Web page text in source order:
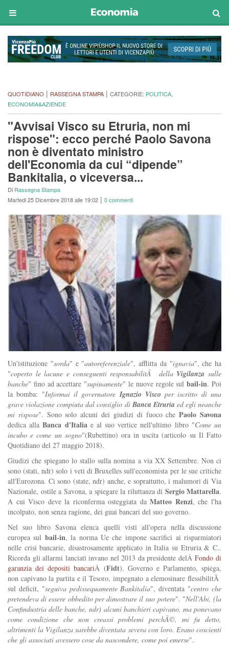
QUOTIDIANO | RASSEGNA STAMPA | CATEGORIE: POLITICA,
ECONOMIA&AZIENDE
"Avvisai Visco su Etruria, non mi
rispose": ecco perché Paolo Savona
non è diventato ministro
dell'Economia da cui “dipende”
Bankitalia, o viceversa...
Di Rassegna Stampa
Martedi 25 Dicembre 2018 alle 19:02 | 0 commenti
Un'istituzione "sorda" e "autoreferenziale", afflitta da "ignavia", che ha
"coperto le lacune e conseguenti responsabilitÃ della Vigilanza sulle
banche" fino ad accettare "supinamente" le nuove regole sulbail-in. Poi
la bomba: "Informai il governatore Ignazio Visco per iscritto di una
grave violazione compiuta dal consiglio di Banca Etruriaed egli neanche
mi rispose". Sono solo alcuni dei giudizi di fuoco che Paolo Savona
dedica allaBanca d'Italiae al suo vertice nell'ultimo libro "Come un
incubo e come un sogno"(Rubettino) ora in uscita (articolo su Il Fatto
Quotidiano del 27 maggio 2018).
Giudizi che spiegano lo stallo sulla nomina a via XX Settembre. Non ci
sono (stati, ndr) solo i veti di Bruxelles sull'economista per le sue critiche
all'Eurozona. Ci sono (state, ndr) anche, e soprattutto, i malumori di Via
Nazionale, ostile a Savona, a spiegare la riluttanza di Sergio Mattarella.
A cui Visco deve la riconferma osteggiata daMatteo Renzi, che l'ha
incolpato, non senza ragione, dei guai bancari del suo governo.
Nel suo libro Savona elenca quelli visti all'opera nella discussione
europea sul bail-in, la norma Ue che impone sacrifici ai risparmiatori
nelle crisi bancarie, disastrosamente applicato in Italia su Etruria & C..
Ricorda gli allarmi lanciati invano nel 2013 da presidente delÂFondo di
garanzia dei depositi bancariÂ (Fidt). Governo e Parlamento, spiega,
non capivano la partita e il Tesoro, impegnato a elemosinare flessibilitÃ
sul deficit, "seguiva pedissequamente Bankitalia", diventata "centro che
pretendeva di essere obbedito per dimostrare il suo potere". "Nell'Abi, (la
Confindustria delle banche, ndr) alcuni banchieri capivano, ma ponevano
come condizione che non creassi problemi perchÃ©, mi fu detto,
altrimenti la Vigilanza sarebbe diventata severa con loro. Erano coscienti
che gli associati avessero cose da nascondere, come poi emerse".